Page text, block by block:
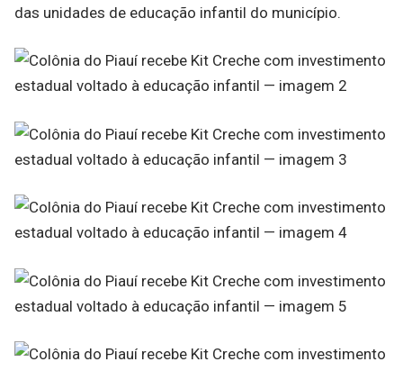
das unidades de educação infantil do município.